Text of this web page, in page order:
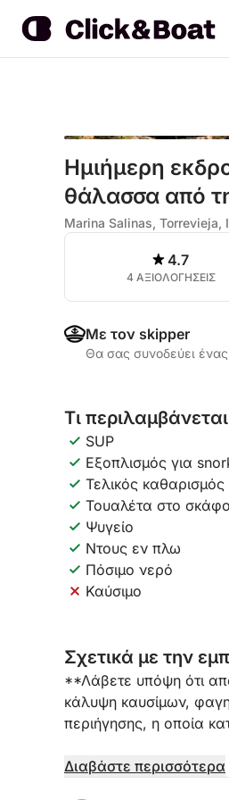
Ημιήμερη
θάλασσα από
Marina Salinas, Torrevieja,
4.7
4 ΑΞΙΟΛΟΓΗΣΕΙΣ
Με τον skipper
Θα σας συνοδεύει ένας
Τι περιλαμβάνεται
SUP
Εξοπλισμός για
Τελικός καθαρισμός
Τουαλέτα στο
Ψυγείο
Ντους εν πλω
Πόσιμο νερό
Καύσιμο
Σχετικά με την
**Λάβετε υπόψη ότι
κάλυψη καυσίμων,
περιήγησης, η οποία
Αναχωρήστε από τη
Διαβάστε περισσότερα